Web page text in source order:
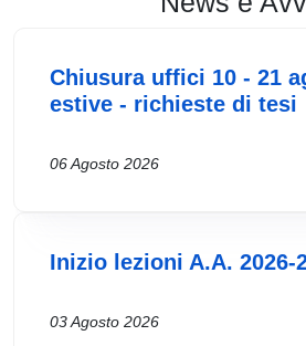
Chiusura uffici 10 - 21
estive - richieste di tesi
06 Agosto 2026
Inizio lezioni A.A. 2026-
03 Agosto 2026